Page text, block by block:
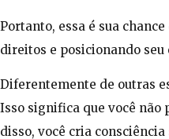
Portanto, essa é sua
direitos e posicionando
Diferentemente de outras
Isso significa que você não
disso, você cria